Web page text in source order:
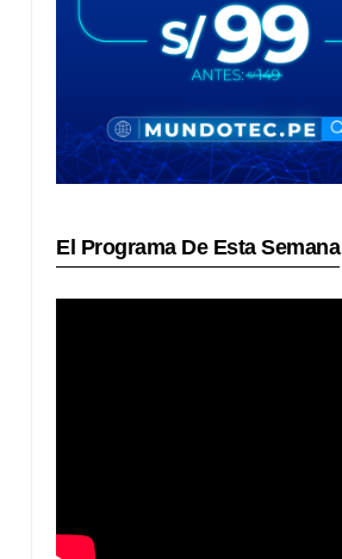
El Programa De Esta Semana